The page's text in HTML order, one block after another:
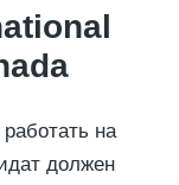
на
должен